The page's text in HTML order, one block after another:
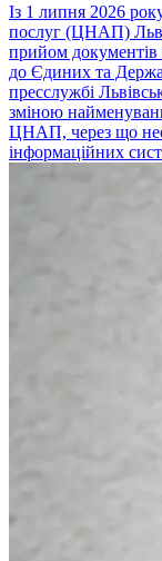
Із 1 липня 2026
послуг (ЦНАП)
прийом документів
до Єдиних та
пресслужбі
зміною
ЦНАП, через що
інформаційних